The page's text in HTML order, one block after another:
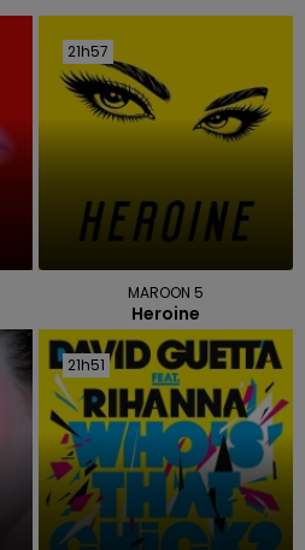
21h57
21h57
MAROON 5
Heroine
21h51
21h51